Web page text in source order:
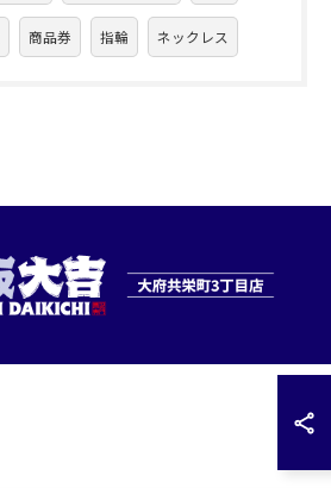
商品券 指輪 ネックレス